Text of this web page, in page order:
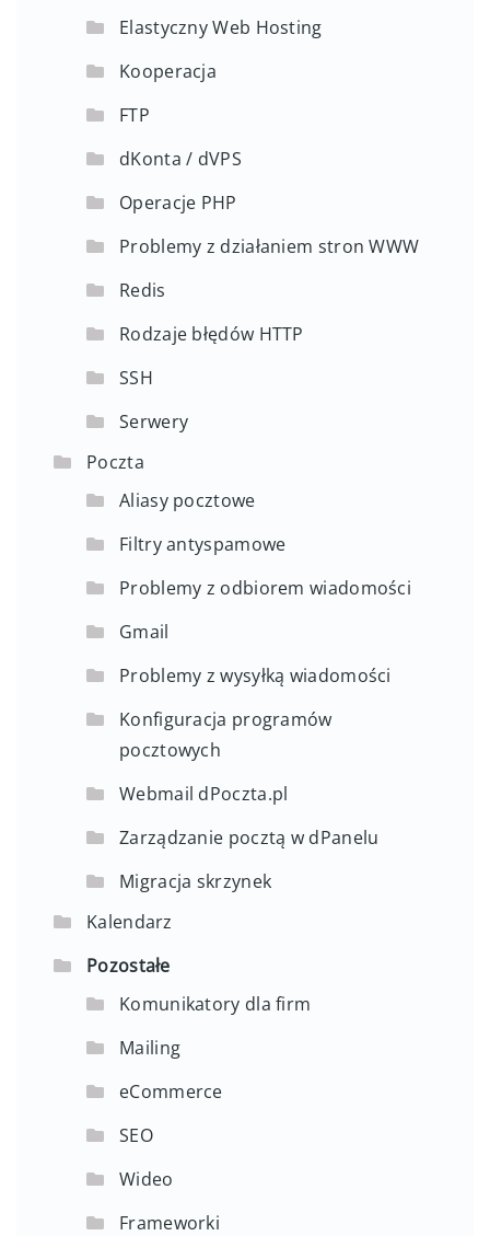
Elastyczny Web Hosting
Kooperacja
FTP
dKonta / dVPS
Operacje PHP
Problemy z działaniem stron WWW
Redis
Rodzaje błędów HTTP
SSH
Serwery
Poczta
Aliasy pocztowe
Filtry antyspamowe
Problemy z odbiorem wiadomości
Gmail
Problemy z wysyłką wiadomości
Konfiguracja programów
pocztowych
Webmail dPoczta.pl
Zarządzanie pocztą w dPanelu
Migracja skrzynek
Kalendarz
Pozostałe
Komunikatory dla firm
Mailing
eCommerce
SEO
Wideo
Frameworki